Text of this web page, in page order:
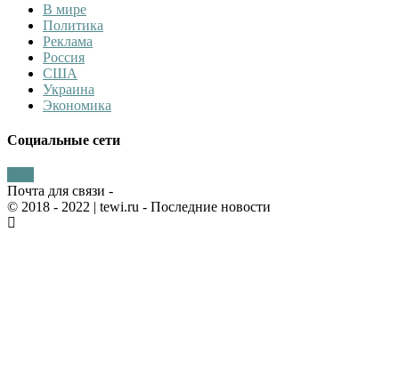
В мире
Политика
Реклама
Россия
США
Украина
Экономика
Социальные сети
Почта для связи -
© 2018 - 2022 | tewi.ru - Последние новости